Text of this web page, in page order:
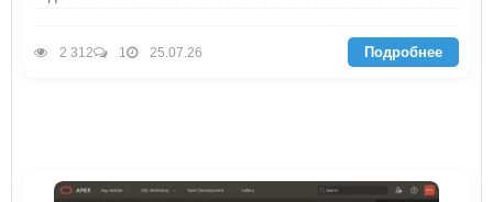
2 312 1 25.07.26 Подробнее